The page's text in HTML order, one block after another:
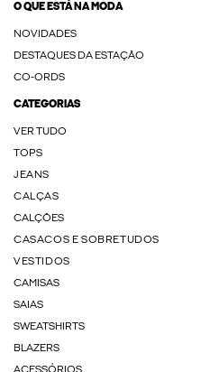
O QUE ESTÁ NA MODA
NOVIDADES
DESTAQUES DA ESTAÇÃO
CO-ORDS
CATEGORIAS
VER TUDO
TOPS
JEANS
CALÇAS
CALÇÕES
CASACOS E SOBRETUDOS
VESTIDOS
CAMISAS
SAIAS
SWEATSHIRTS
BLAZERS